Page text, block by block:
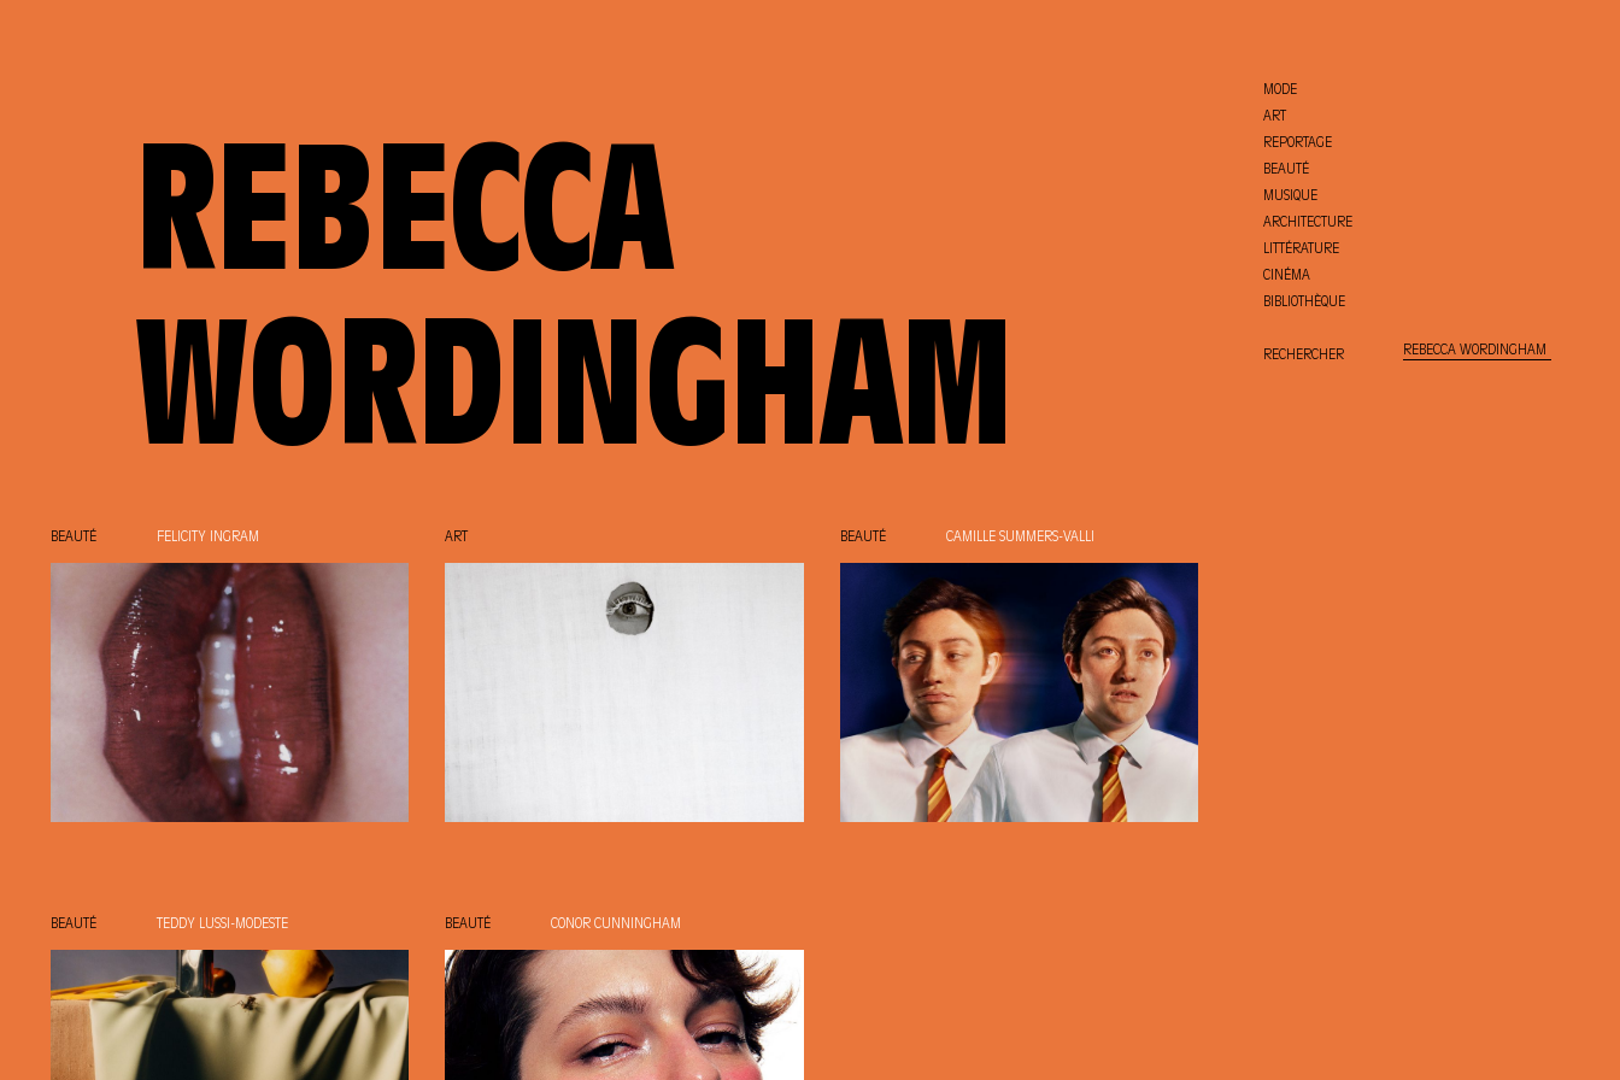
MODE
ART
REPORTAGE
BEAUTÉ
MUSIQUE
ARCHITECTURE
LITTÉRATURE
CINÉMA
BIBLIOTHÈQUE
RECHERCHER
REBECCA
WORDINGHAM
BEAUTÉ FELICITY INGRAM ART BEAUTÉ CAMILLE SUMMERS-VALLI
BEAUTÉ TEDDY LUSSI-MODESTE BEAUTÉ CONOR CUNNINGHAM